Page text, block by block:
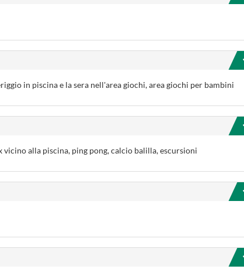
in piscina e la sera nell'area giochi, area giochi per bambini
alla piscina, ping pong, calcio balilla, escursioni